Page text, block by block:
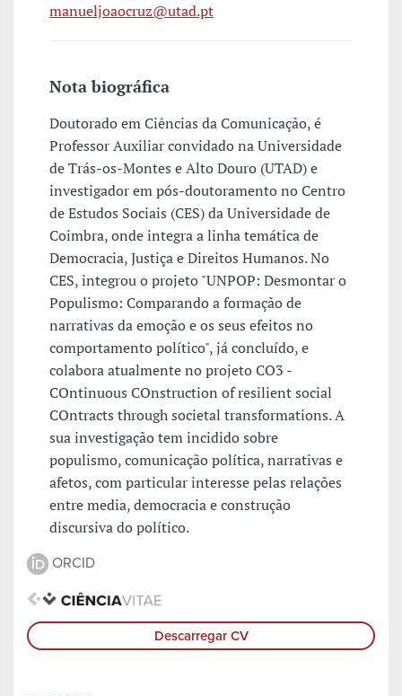
manueljoaocruz@utad.pt
Nota biográfica
Doutorado em Ciências da Comunicação, é
Professor Auxiliar convidado na Universidade
de Trás-os-Montes e Alto Douro (UTAD) e
investigador em pós-doutoramento no Centro
de Estudos Sociais (CES) da Universidade de
Coimbra, onde integra a linha temática de
Democracia, Justiça e Direitos Humanos. No
CES, integrou o projeto "UNPOP: Desmontar o
Populismo: Comparando a formação de
narrativas da emoção e os seus efeitos no
comportamento político", já concluído, e
colabora atualmente no projeto CO3 -
COntinuous COnstruction of resilient social
COntracts through societal transformations. A
sua investigação tem incidido sobre
populismo, comunicação política, narrativas e
afetos, com particular interesse pelas relações
entre media, democracia e construção
discursiva do político.
ORCID
Descarregar CV